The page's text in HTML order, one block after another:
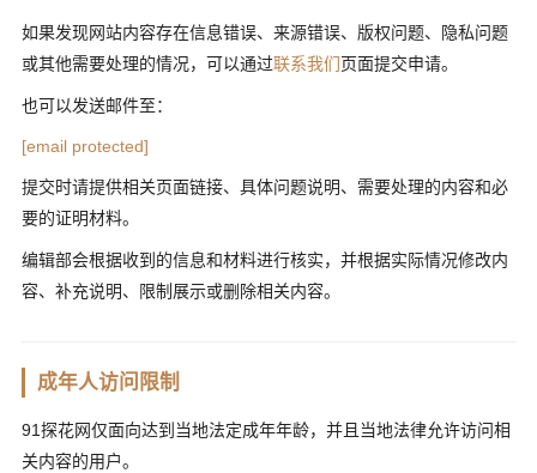
如果发现网站内容存在信息错误、来源错误、版权问题、隐私问题
或其他需要处理的情况，可以通过联系我们页面提交申请。
也可以发送邮件至：
[email protected]
提交时请提供相关页面链接、具体问题说明、需要处理的内容和必
要的证明材料。
编辑部会根据收到的信息和材料进行核实，并根据实际情况修改内
容、补充说明、限制展示或删除相关内容。
成年人访问限制
91探花网仅面向达到当地法定成年年龄，并且当地法律允许访问相
关内容的用户。